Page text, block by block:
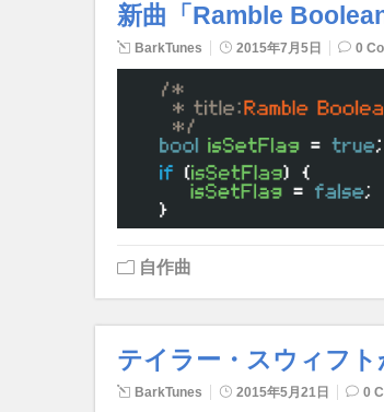
新曲「Ramble
BarkTunes 2015年7月5日 0
自作曲
テイラー・スウィフ
BarkTunes 2015年5月21日 0